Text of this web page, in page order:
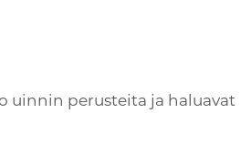
uinnin perusteita ja haluavat